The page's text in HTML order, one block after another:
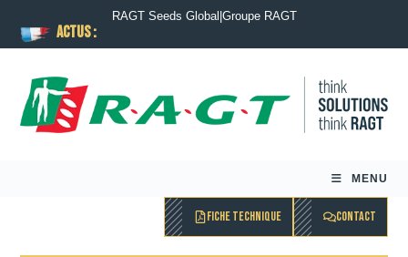
ACTUS :
RAGT Seeds Global Groupe RAGT
MENU
FICHE TECHNIQUE CONTACT